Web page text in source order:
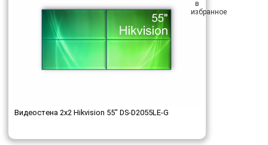
Видеостена 2x2 Hikvision 55" DS-D2055LE-G